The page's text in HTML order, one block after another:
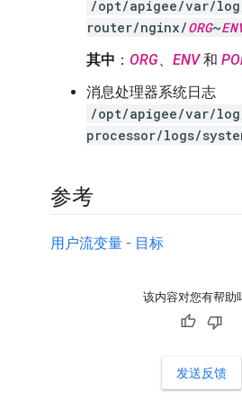
/opt/apigee/var/
router/nginx/ORG~
其中 ： ORG、 ENV和
消息处理器系统日志
/opt/apigee/var/log/
processor/logs/
参考
用户流变量 - 目标
该内容对您有帮助
发送反馈